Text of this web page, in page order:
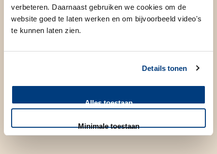
verbeteren. Daarnaast gebruiken we cookies om de
website goed te laten werken en om bijvoorbeeld video's
te kunnen laten zien.
Details tonen
Alles toestaan
Minimale toestaan